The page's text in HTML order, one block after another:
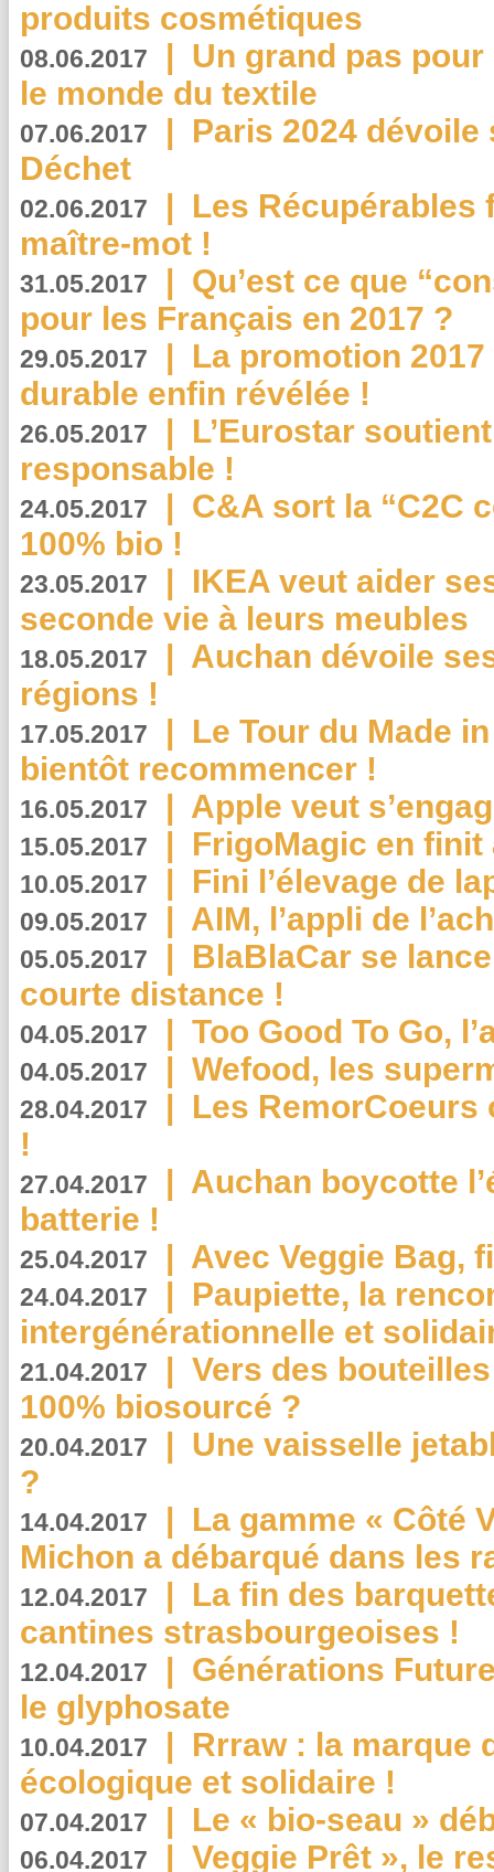
produits cosmétiques
08.06.2017 | Un grand pas
le monde du textile
07.06.2017 | Paris 2024
Déchet
02.06.2017 | Les Récupérables
maître-mot !
31.05.2017 | Qu’est ce que
pour les Français en 2017 ?
29.05.2017 | La promotion
durable enfin révélée !
26.05.2017 | L’Eurostar
responsable !
24.05.2017 | C&A sort la “C2C
100% bio !
23.05.2017 | IKEA veut aider
seconde vie à leurs meubles
18.05.2017 | Auchan dévoile
régions !
17.05.2017 | Le Tour du Made
bientôt recommencer !
16.05.2017 | Apple veut
15.05.2017 | FrigoMagic en
10.05.2017 | Fini l’élevage de
09.05.2017 | AIM, l’appli de
05.05.2017 | BlaBlaCar se
courte distance !
04.05.2017 | Too Good To Go,
04.05.2017 | Wefood, les
28.04.2017 | Les RemorCoeurs
!
27.04.2017 | Auchan boycotte
batterie !
25.04.2017 | Avec Veggie Bag,
24.04.2017 | Paupiette, la
intergénérationnelle et
21.04.2017 | Vers des
100% biosourcé ?
20.04.2017 | Une vaisselle
?
14.04.2017 | La gamme « Côté
Michon a débarqué dans les
12.04.2017 | La fin des
cantines strasbourgeoises !
12.04.2017 | Générations
le glyphosate
10.04.2017 | Rrraw : la marque
écologique et solidaire !
07.04.2017 | Le « bio-seau »
06.04.2017 | Veggie Prêt », le